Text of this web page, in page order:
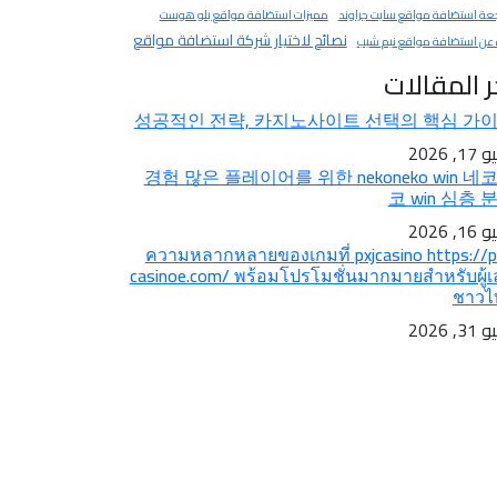
استضافة مواقع سايت جراوند مميزات استضافة مواقع بلو هوست
عن استضافة مواقع نيم شيب نصائح لاختيار شركة استضافة مواقع
المقالات
성공적인 전략, 카지노사이트 선택의 핵심 가
경험 많은 플레이어를 위한 nekoneko win 네
코 win 심층
ความหลากหลายของเกมที่ pxjcasino https://
casinoe.com/ พร้อมโปรโมชั่นมากมายสำหรับผู้
ชาว